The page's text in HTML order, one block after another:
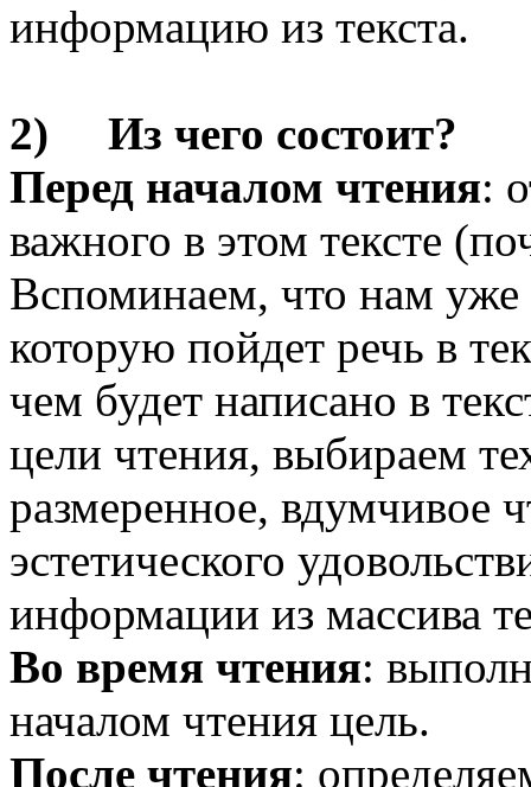
информацию из текста.
2) Из чего состоит?
Перед началом чтения:
важного в этом тексте
Вспоминаем, что нам уже
которую пойдет речь в
чем будет написано в
цели чтения, выбираем
размеренное, вдумчивое
эстетического
информации из массива
Во время чтения:
началом чтения цель.
После чтения: